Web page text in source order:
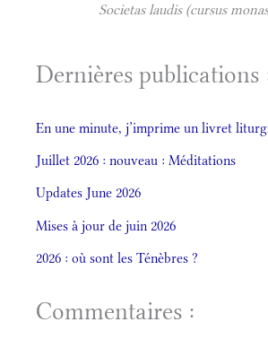
Societas laudis (cursus
Dernières publications
En une minute, j’imprime un livret
Juillet 2026 : nouveau : Méditations
Updates June 2026
Mises à jour de juin 2026
2026 : où sont les Ténèbres ?
Commentaires :